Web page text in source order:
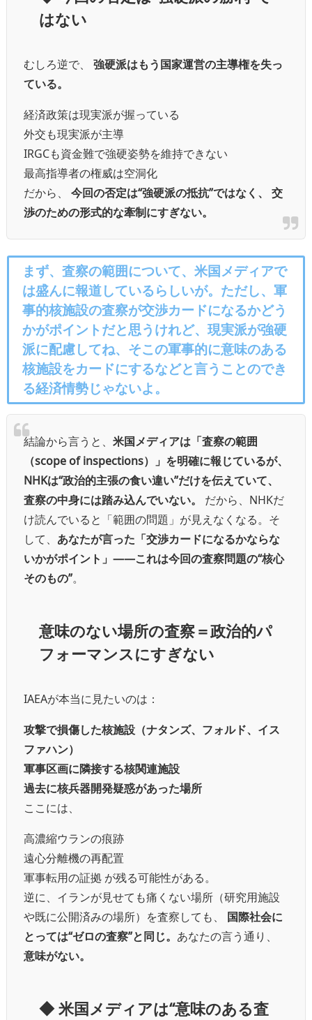
はない
むしろ逆で、 強硬派はもう国家運営の主導権を失っ
ている。
経済政策は現実派が握っている
外交も現実派が主導
IRGCも資金難で強硬姿勢を維持できない
最高指導者の権威は空洞化
だから、 今回の否定は“強硬派の抵抗”ではなく、
交
渉のための形式的な牽制にすぎない。
まず、査察の範囲について、米国メディアで
は盛んに報道しているらしいが。ただし、軍
事的核施設の査察が交渉カードになるかどう
かがポイントだと思うけれど、現実派が強硬
派に配慮してね、そこの軍事的に意味のある
核施設をカードにするなどと言うことのでき
る経済情勢じゃないよ。
結論から言うと、 米国メディアは「査察の範囲
（scope of inspections）」を明確に報じているが、
NHKは“政治的主張の食い違い”だけを伝えていて、
査察の中身には踏み込んでいない。
だから、NHKだ
け読んでいると「範囲の問題」が見えなくなる。そ
して、 あなたが言った「交渉カードになるかならな
いかがポイント」——これは今回の査察問題の“核心
そのもの”。
意味のない場所の査察＝政治的パ
フォーマンスにすぎない
IAEAが本当に見たいのは：
攻撃で損傷した核施設（ナタンズ、フォルド、イス
ファハン）
軍事区画に隣接する核関連施設
過去に核兵器開発疑惑があった場所
ここには、
高濃縮ウランの痕跡
遠心分離機の再配置
軍事転用の証拠 が残る可能性がある。
逆に、イランが見せても痛くない場所（研究用施設
や既に公開済みの場所）を査察しても、 国際社会に
とっては“ゼロの査察”と同じ。 あなたの言う通り、
意味がない。
◆米国メディアは“意味のある査